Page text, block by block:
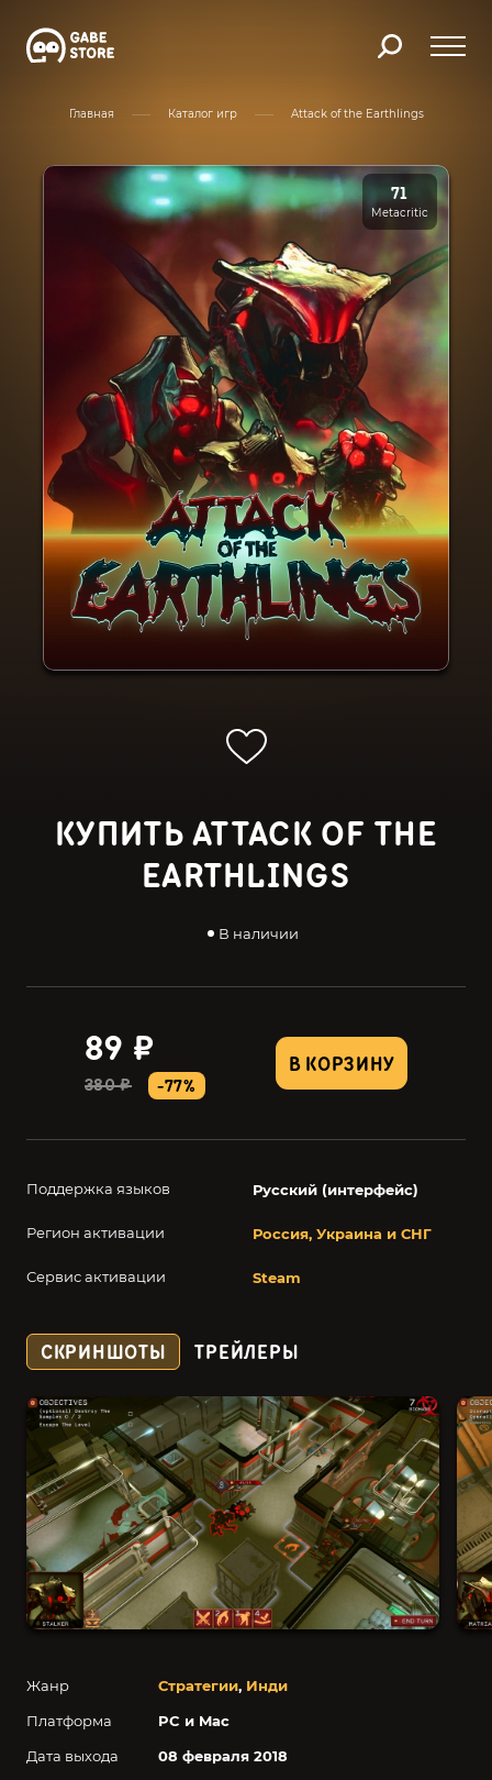
Главная Каталог игр Attack of the Earthlings
71
Metacritic
КУПИТЬ ATTACK OF THE
EARTHLINGS
В наличии
В КОРЗИНУ
89 ₽
380 ₽ -77%
Поддержка языков Русский (интерфейс)
Регион активации Россия, Украина и СНГ
Сервис активации Steam
Жанр Стратегии, Инди
Платформа
PC и Mac
Дата выхода
08 февраля 2018
СКРИНШОТЫ ТРЕЙЛЕРЫ